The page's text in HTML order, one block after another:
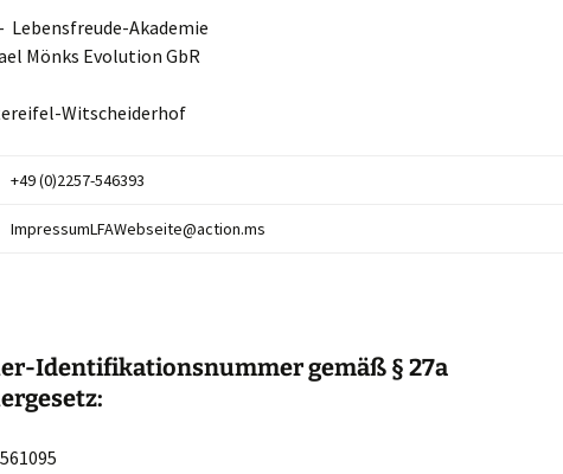
Lebensfreude-Akademie
Mönks Evolution GbR
Witscheiderhof
+49 (0)2257-546393
ImpressumLFAWebseite@action.ms
Identifikationsnummer gemäß § 27a